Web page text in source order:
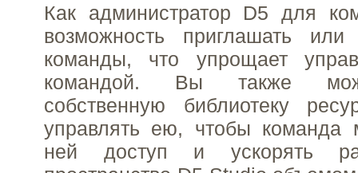
Как администратор D5 для
возможность приглашать
команды, что упрощает
командой. Вы также
собственную библиотеку
управлять ею, чтобы команда
ней доступ и ускорять